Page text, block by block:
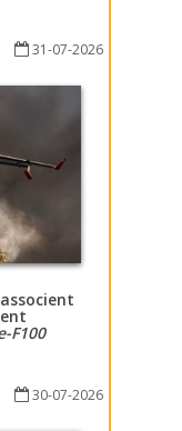
31-07-2026
F100
30-07-2026